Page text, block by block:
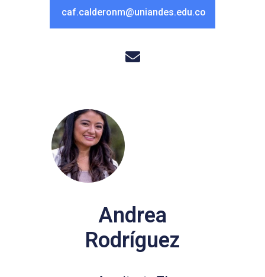
caf.calderonm@uniandes.edu.co
Andrea
Rodríguez